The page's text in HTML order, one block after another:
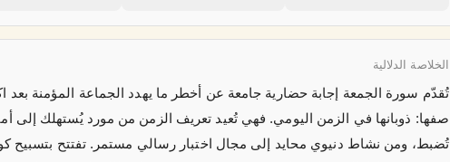
الخلاصة الدلالية
تُقدّم سورة الجمعة إجابة حضارية جامعة عن أخطر ما يهدد الجماعة المؤمنة بعد
صفها: ذوبانها في الزمن اليومي. فهي تُعيد تعريف الزمن من مورد يُستهلك إلى
تُضبط، ومن نشاط دنيوي محايد إلى مجال اختبار رسالي مستمر. تفتتح بتسبيح